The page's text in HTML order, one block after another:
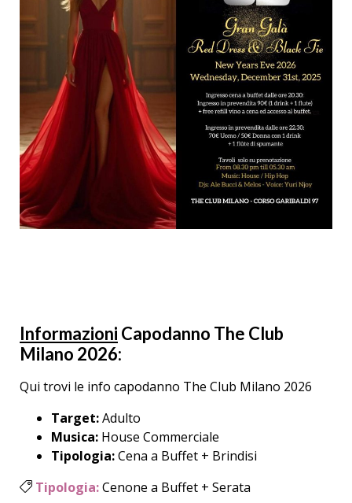
Informazioni Capodanno The Club
Milano 2026:
Qui trovi le info capodanno The Club Milano 2026
Target:Adulto
Musica: House Commerciale
Tipologia:Cena a Buffet + Brindisi
Tipologia:Cenone a Buffet + Serata